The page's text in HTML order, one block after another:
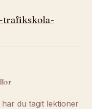
trafikskola-
du tagit lektioner